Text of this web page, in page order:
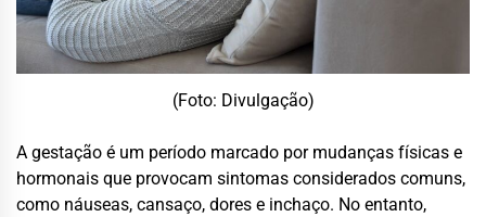
(Foto: Divulgação)
A gestação é um período marcado por mudanças físicas e
hormonais que provocam sintomas considerados comuns,
como náuseas, cansaço, dores e inchaço. No entanto,